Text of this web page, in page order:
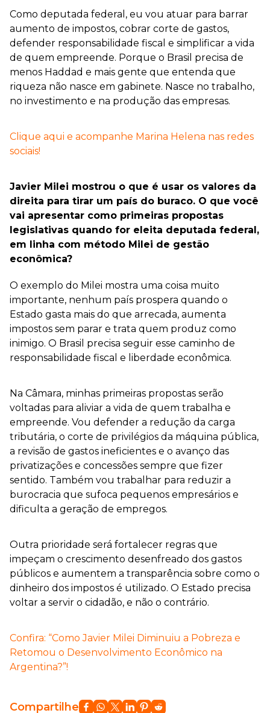
Como deputada federal, eu vou atuar para barrar
aumento de impostos, cobrar corte de gastos,
defender responsabilidade fiscal e simplificar a vida
de quem empreende. Porque o Brasil precisa de
menos Haddad e mais gente que entenda que
riqueza não nasce em gabinete. Nasce no trabalho,
no investimento e na produção das empresas.
Clique aqui e acompanhe Marina Helena nas redes
sociais!
Javier Milei mostrou o que é usar os valores da
direita para tirar um país do buraco. O que você
vai apresentar como primeiras propostas
legislativas quando for eleita deputada federal,
em linha com método Milei de gestão
econômica?
O exemplo do Milei mostra uma coisa muito
importante, nenhum país prospera quando o
Estado gasta mais do que arrecada, aumenta
impostos sem parar e trata quem produz como
inimigo. O Brasil precisa seguir esse caminho de
responsabilidade fiscal e liberdade econômica.
Na Câmara, minhas primeiras propostas serão
voltadas para aliviar a vida de quem trabalha e
empreende. Vou defender a redução da carga
tributária, o corte de privilégios da máquina pública,
a revisão de gastos ineficientes e o avanço das
privatizações e concessões sempre que fizer
sentido. Também vou trabalhar para reduzir a
burocracia que sufoca pequenos empresários e
dificulta a geração de empregos.
Outra prioridade será fortalecer regras que
impeçam o crescimento desenfreado dos gastos
públicos e aumentem a transparência sobre como o
dinheiro dos impostos é utilizado. O Estado precisa
voltar a servir o cidadão, e não o contrário.
Confira: “Como Javier Milei Diminuiu a Pobreza e
Retomou o Desenvolvimento Econômico na
Argentina?”!
Compartilhe